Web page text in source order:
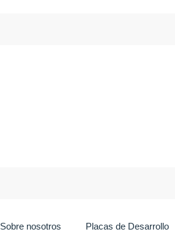
Sobre nosotros Placas de Desarrollo